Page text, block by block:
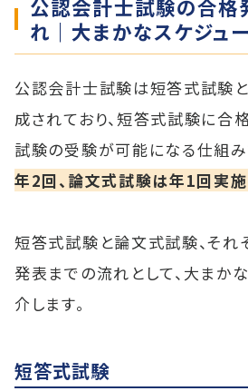
公認会計士試験の合格
れ｜大まかなスケジュ
公認会計士試験は短答式試験
成されており、短答式試験に合
試験の受験が可能になる仕組み
年2回、論文式試験は年1回実施
短答式試験と論文式試験、それ
発表までの流れとして、大まか
介します。
短答式試験